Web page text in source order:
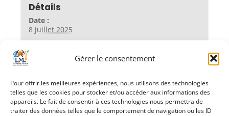
Gérer le consentement
Pour offrir les meilleures expériences, nous utilisons des technologies
telles que les cookies pour stocker et/ou accéder aux informations des
appareils. Le fait de consentir à ces technologies nous permettra de
traiter des données telles que le comportement de navigation ou les ID
Détails
Date :
8 juillet 2025
Heure :
14 h 00 - 18 h 00
Enedis